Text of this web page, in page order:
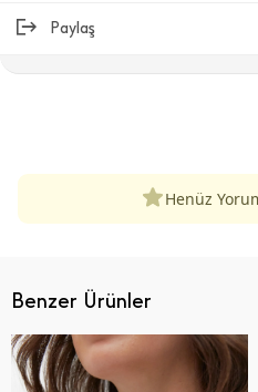
Paylaş
Henüz
Benzer Ürünler